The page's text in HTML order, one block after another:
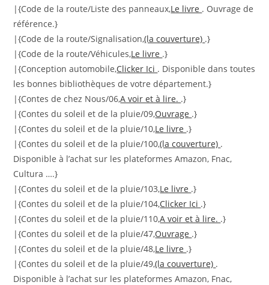
|{Code de la route/Liste des panneaux,Le livre . Ouvrage de
référence.}
|{Code de la route/Signalisation,(la couverture) .}
|{Code de la route/Véhicules,Le livre .}
|{Conception automobile,Clicker Ici . Disponible dans toutes
les bonnes bibliothèques de votre département.}
|{Contes de chez Nous/06,A voir et à lire. .}
|{Contes du soleil et de la pluie/09,Ouvrage .}
|{Contes du soleil et de la pluie/10,Le livre .}
|{Contes du soleil et de la pluie/100,(la couverture) .
Disponible à l’achat sur les plateformes Amazon, Fnac,
Cultura ….}
|{Contes du soleil et de la pluie/103,Le livre .}
|{Contes du soleil et de la pluie/104,Clicker Ici .}
|{Contes du soleil et de la pluie/110,A voir et à lire. .}
|{Contes du soleil et de la pluie/47,Ouvrage .}
|{Contes du soleil et de la pluie/48,Le livre .}
|{Contes du soleil et de la pluie/49,(la couverture) .
Disponible à l’achat sur les plateformes Amazon, Fnac,